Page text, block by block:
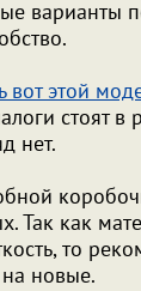
варианты
вот этой
стоят в
нет.
Так как
то
новые.